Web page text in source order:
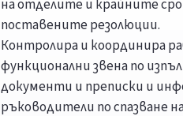
на отделите и крайните
поставените резолюции.
Контролира и координира
функционални звена по
документи и преписки и
ръководители по спазване